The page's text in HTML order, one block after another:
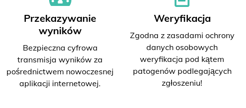
Przekazywanie
wyników
Bezpieczna cyfrowa
transmisja wyników za
pośrednictwem nowoczesnej
aplikacji internetowej.
Weryfikacja
Zgodna z zasadami ochrony
danych osobowych
weryfikacja pod kątem
patogenów podlegających
zgłoszeniu!